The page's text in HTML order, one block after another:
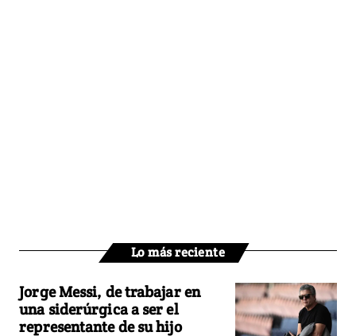
Lo más reciente
Jorge Messi, de trabajar en
una siderúrgica a ser el
representante de su hijo